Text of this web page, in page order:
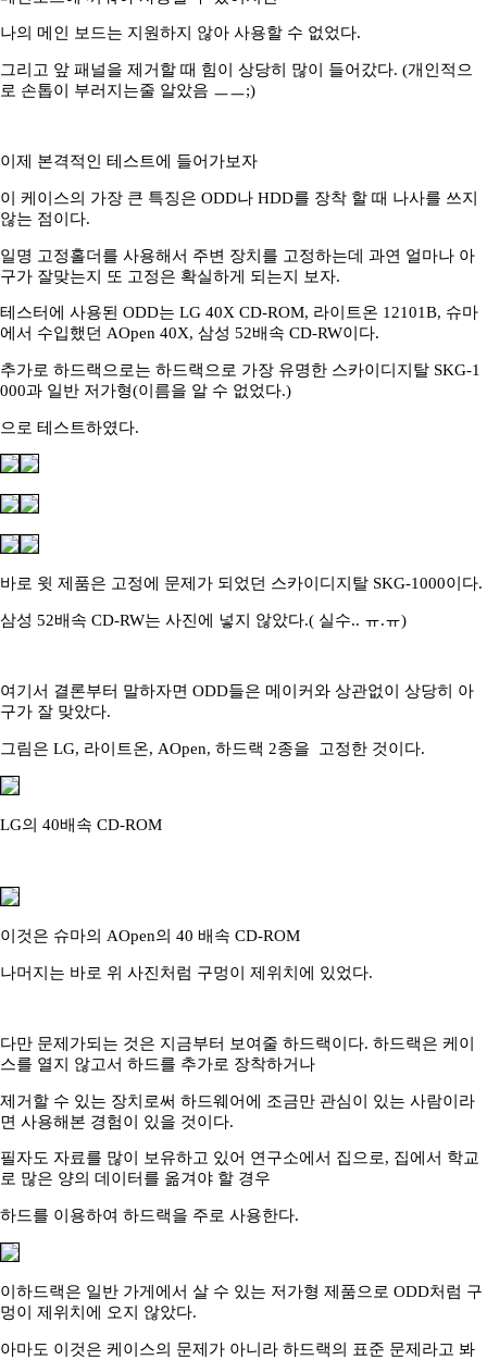
나의 메인 보드는 지원하지 않아 사용할 수 없었다.
그리고 앞 패널을 제거할 때 힘이 상당히 많이 들어갔다. (개인적으
로 손톱이 부러지는줄 알았음 ㅡㅡ;)
이제 본격적인 테스트에 들어가보자
이 케이스의 가장 큰 특징은 ODD나 HDD를 장착 할 때 나사를 쓰지
않는 점이다.
일명 고정홀더를 사용해서 주변 장치를 고정하는데 과연 얼마나 아
구가 잘맞는지 또 고정은 확실하게 되는지 보자.
테스터에 사용된 ODD는 LG 40X CD-ROM, 라이트온 12101B, 슈마
에서 수입했던 AOpen 40X, 삼성 52배속 CD-RW이다.
추가로 하드랙으로는 하드랙으로 가장 유명한 스카이디지탈 SKG-1
000과 일반 저가형(이름을 알 수 없었다.)
으로 테스트하였다.
바로 윗 제품은 고정에 문제가 되었던 스카이디지탈 SKG-1000이다.
삼성 52배속 CD-RW는 사진에 넣지 않았다.( 실수.. ㅠ.ㅠ)
여기서 결론부터 말하자면 ODD들은 메이커와 상관없이 상당히 아
구가 잘 맞았다.
그림은 LG, 라이트온, AOpen, 하드랙 2종을 고정한 것이다.
LG의 40배속 CD-ROM
이것은 슈마의 AOpen의 40 배속 CD-ROM
나머지는 바로 위 사진처럼 구멍이 제위치에 있었다.
다만 문제가되는 것은 지금부터 보여줄 하드랙이다. 하드랙은 케이
스를 열지 않고서 하드를 추가로 장착하거나
제거할 수 있는 장치로써 하드웨어에 조금만 관심이 있는 사람이라
면 사용해본 경험이 있을 것이다.
필자도 자료를 많이 보유하고 있어 연구소에서 집으로, 집에서 학교
로 많은 양의 데이터를 옮겨야 할 경우
하드를 이용하여 하드랙을 주로 사용한다.
이하드랙은 일반 가게에서 살 수 있는 저가형 제품으로 ODD처럼 구
멍이 제위치에 오지 않았다.
아마도 이것은 케이스의 문제가 아니라 하드랙의 표준 문제라고 봐